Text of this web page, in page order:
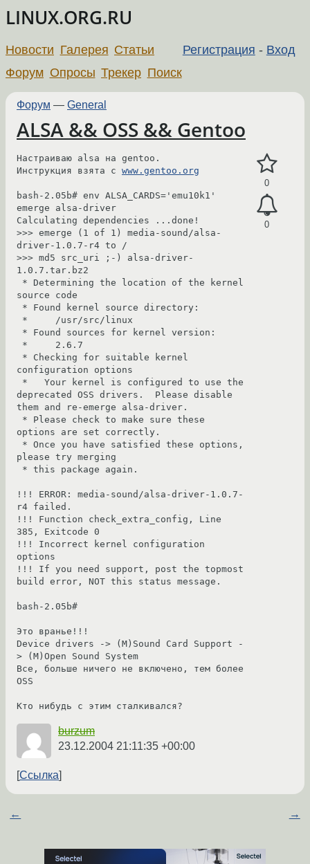
LINUX.ORG.RU
Регистрация - Вход
Новости Галерея Статьи
Форум Опросы Трекер Поиск
Форум — General
ALSA && OSS && Gentoo
0
0
Настраиваю alsa на gentoo.
Инструкция взята с www.gentoo.org
bash-2.05b# env ALSA_CARDS='emu10k1'
emerge alsa-driver
Calculating dependencies ...done!
>>> emerge (1 of 1) media-sound/alsa-
driver-1.0.7-r4 to /
>>> md5 src_uri ;-) alsa-driver-
1.0.7.tar.bz2
source code
configuration options
deprecated OSS drivers.  Please disable
them and re-emerge alsa-driver.
options are set correctly.
please try merging
!!! ERROR: media-sound/alsa-driver-1.0.7-
r4 failed.
!!! Function check_extra_config, Line
385, Exitcode 0
!!! Incorrect kernel configuration
options
!!! If you need support, post the topmost
build error, NOT this status message.
bash-2.05b#
Это вранье!!!
Device drivers -> (M)Sound Card Support -
> (M)Open Sound System
Все, больше ничего не включено, тем более
OSS
Кто нибудь с этим сталкивался?
burzum
23.12.2004 21:11:35 +00:00
Ссылка
← →